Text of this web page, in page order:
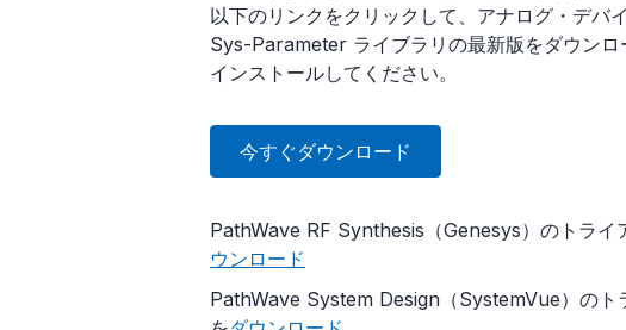
以下のリンクをクリックして、アナログ・デバ
Sys-Parameter ライブラリの最新版をダウンロ
インストールしてください。
今すぐダウンロード
PathWave RF Synthesis（Genesys）のトライ
ウンロード
PathWave System Design（SystemVue）のト